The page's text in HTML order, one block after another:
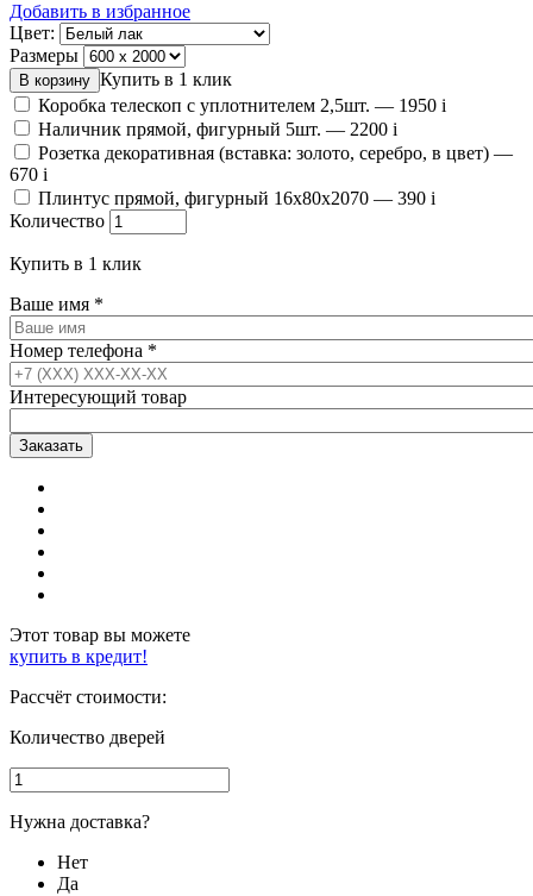
Добавить в избранное
Цвет:
Размеры
Купить в 1 клик
Коробка телескоп с уплотнителем 2,5шт. — 1950 i
Наличник прямой, фигурный 5шт. — 2200 i
Розетка декоративная (вставка: золото, серебро, в цвет) —
670 i
Плинтус прямой, фигурный 16х80х2070 — 390 i
Количество
Купить в 1 клик
Ваше имя *
Номер телефона *
Интересующий товар
Этот товар вы можете
купить в кредит!
Рассчёт стоимости:
Количество дверей
Нужна доставка?
Нет
Да